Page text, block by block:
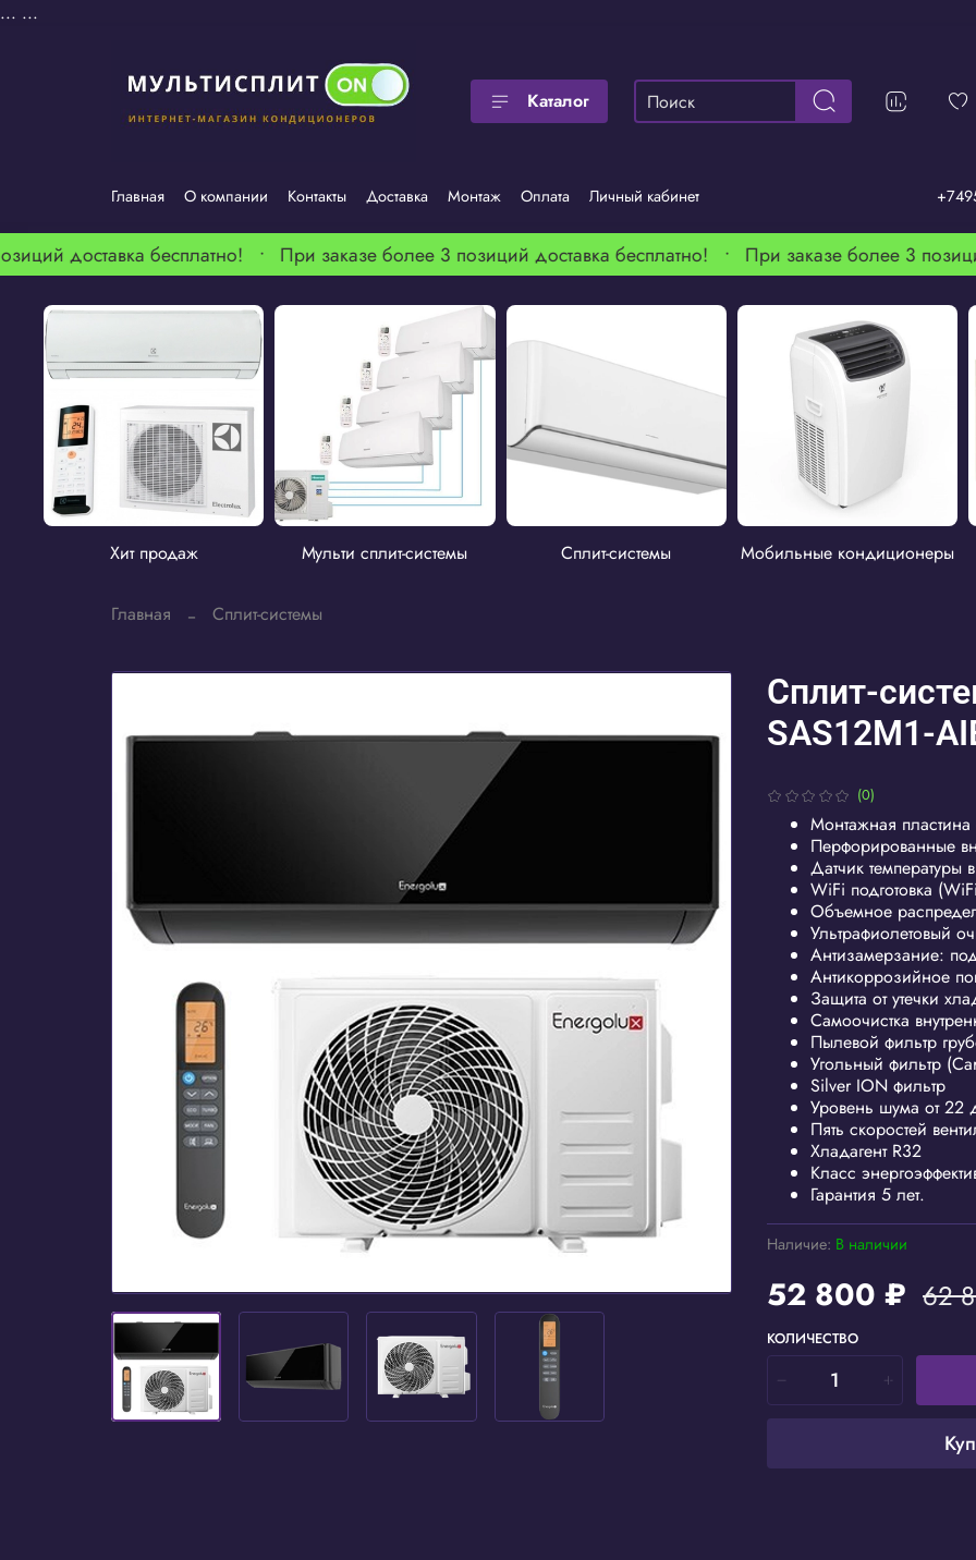
... ...
Каталог
Главная О компании Контакты Доставка Монтаж Оплата Личный кабинет
доставка бесплатно! •При заказе более 3 позиций доставка бесплатно! •При заказе более 3
Хит продаж Мульти сплит-системы Сплит-системы Мобильные кондиционеры
Главная Сплит-системы
(0)
Наличие: В наличии
Сплит-
SAS12M1-
52 800 ₽ 62
КОЛИЧЕСТВО
Монтажная
Перфорированные
Датчик температуры
WiFi подготовка
Объемное
Ультрафиолетовый
Антизамерзание:
Антикоррозийное
Защита от утечки
Самоочистка
Пылевой фильтр
Угольный фильтр
Silver ION фильтр
Уровень шума от 22
Пять скоростей
Хладагент R32
Класс
Гарантия 5 лет.